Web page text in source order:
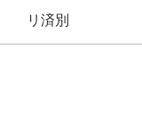
リ済別